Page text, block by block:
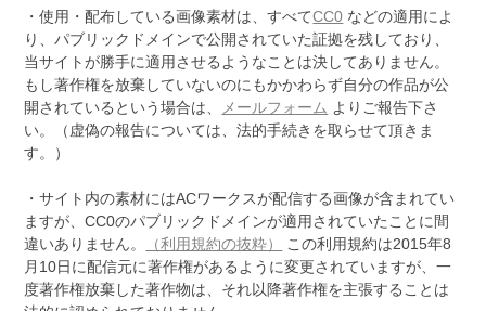
・使用・配布している画像素材は、すべてCC0 などの適用によ
り、パブリックドメインで公開されていた証拠を残しており、
当サイトが勝手に適用させるようなことは決してありません。
もし著作権を放棄していないのにもかかわらず自分の作品が公
開されているという場合は、
メールフォーム よりご報告下さ
い。（虚偽の報告については、法的手続きを取らせて頂きま
す。）
・サイト内の素材にはACワークスが配信する画像が含まれてい
ますが、CC0のパブリックドメインが適用されていたことに間
違いありません。
（利用規約の抜粋）
この利用規約は2015年8
月10日に配信元に著作権があるように変更されていますが、一
度著作権放棄した著作物は、それ以降著作権を主張することは